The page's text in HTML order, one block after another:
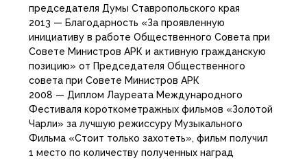
председателя Думы Ставропольского края
2013 — Благодарность «За проявленную
инициативу в работе Общественного Совета при
Совете Министров АРК и активную гражданскую
позицию» от Председателя Общественного
совета при Совете Министров АРК
2008 — Диплом Лауреата Международного
Фестиваля короткометражных фильмов «Золотой
Чарли» за лучшую режиссуру Музыкального
Фильма «Стоит только захотеть», фильм получил
1 место по количеству полученных наград